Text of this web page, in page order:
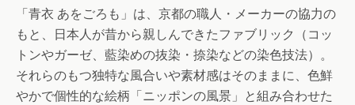
「青衣 あをごろも」は、京都の職人・メーカーの協力の
もと、日本人が昔から親しんできたファブリック（コッ
トンやガーゼ、藍染めの抜染・捺染などの染色技法）。
それらのもつ独特な風合いや素材感はそのままに、色鮮
やかで個性的な絵柄「ニッポンの風景」と組み合わせた